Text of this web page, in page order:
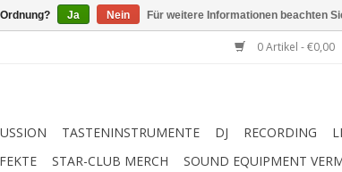
0 Artikel - €0,00
TASTENINSTRUMENTE DJ RECORDING
STAR-CLUB MERCH SOUND EQUIPMENT
Ja Nein Für weitere Informationen beachten